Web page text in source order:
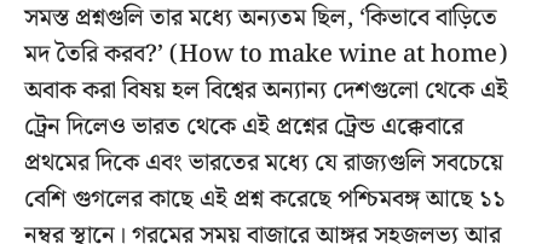
সমস্ত প্রশ্নগুলি তার মধ্যে অন্যতম ছিল, ‘কিভাবে বাড়িতে
মদ তৈরি করব?’ (How to make wine at home)
অবাক করা বিষয় হল বিশ্বের অন্যান্য দেশগুলো থেকে এই
ট্রেন দিলেও ভারত থেকে এই প্রশ্নের ট্রেন্ড এক্কেবারে
প্রথমের দিকে এবং ভারতের মধ্যে যে রাজ্যগুলি সবচেয়ে
বেশি গুগলের কাছে এই প্রশ্ন করেছে পশ্চিমবঙ্গ আছে ১১
নম্বর স্থানে। গরমের সময় বাজারে আঙ্গুর সহজলভ্য আর